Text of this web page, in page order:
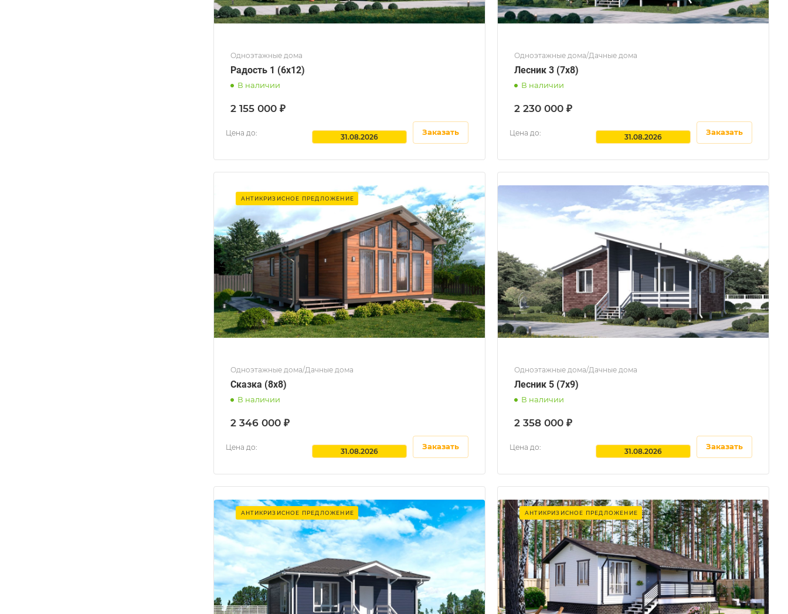
Одноэтажные дома
Радость 1 (6x12)
В наличии
2 155 000 ₽
Цена до: 31.08.2026
Заказать
Одноэтажные дома/Дачные дома
Лесник 3 (7x8)
В наличии
2 230 000 ₽
Цена до: 31.08.2026
Заказать
АНТИКРИЗИСНОЕ ПРЕДЛОЖЕНИЕ
Одноэтажные дома/Дачные дома
Сказка (8x8)
В наличии
2 346 000 ₽
Цена до: 31.08.2026
Заказать
Одноэтажные дома/Дачные дома
Лесник 5 (7x9)
В наличии
2 358 000 ₽
Цена до: 31.08.2026
Заказать
АНТИКРИЗИСНОЕ ПРЕДЛОЖЕНИЕ АНТИКРИЗИСНОЕ ПРЕДЛОЖЕНИЕ